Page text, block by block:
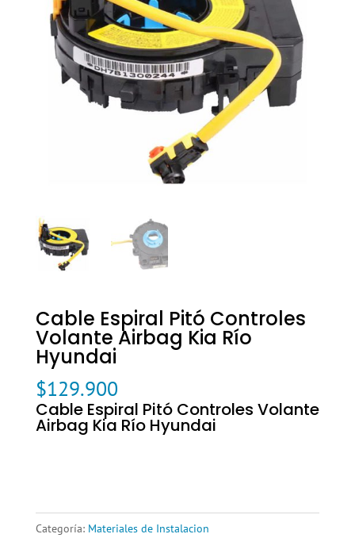
Cable Espiral Pitó Controles
Volante Airbag Kia Río
Hyundai
$129.900
Cable Espiral Pitó Controles Volante
Airbag Kia Río Hyundai
Categoría: Materiales de Instalacion